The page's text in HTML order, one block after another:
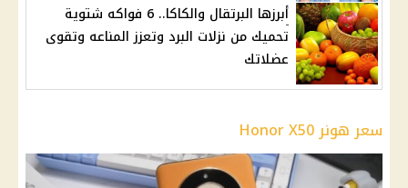
أبرزها البرتقال والكاكا.. 6 فواكه شتوية
تحميك من نزلات البرد وتعزز المناعه وتقوى
عضلاتك
سعر هونر Honor X50